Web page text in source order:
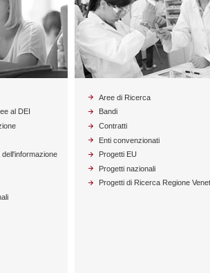
al DEI
Aree di Ricerca
Bandi
Contratti
Enti convenzionati
Progetti EU
Progetti nazionali
Progetti di Ricerca Regione